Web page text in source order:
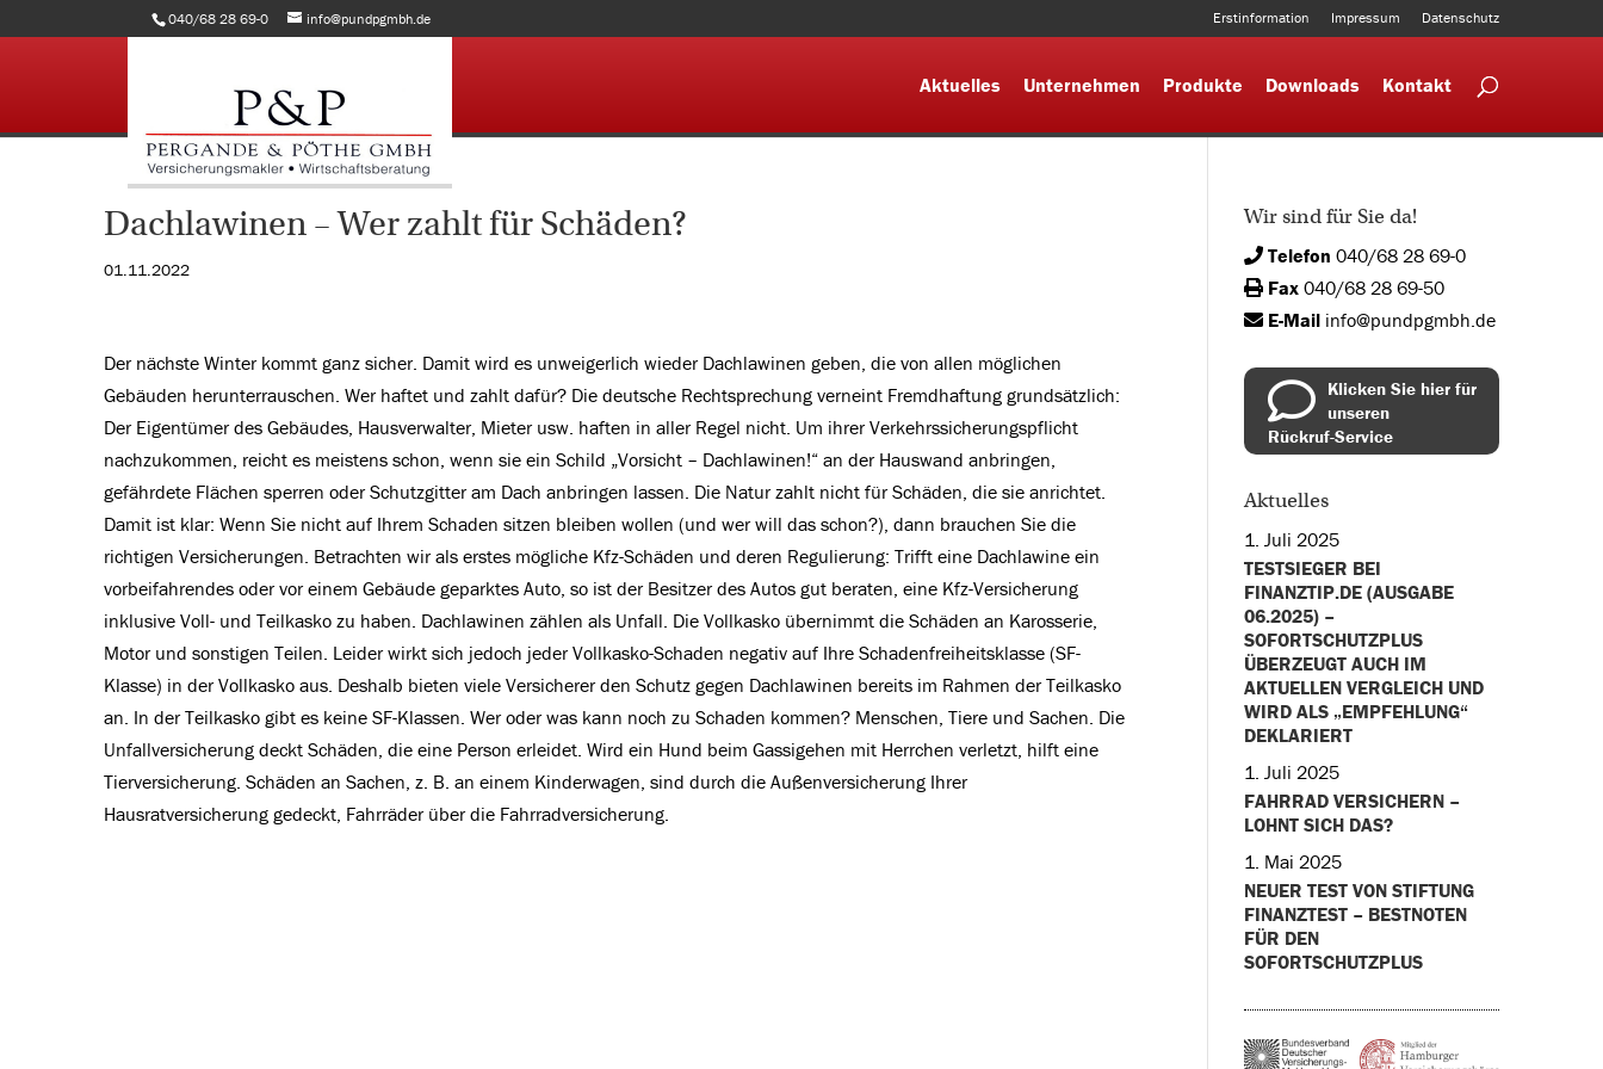
040/68 28 69-0 info@pundpgmbh.de Erstinformation Impressum Datenschutz
Aktuelles Unternehmen Produkte Downloads Kontakt
Dachlawinen – Wer zahlt für Schäden?
01.11.2022
Der nächste Winter kommt ganz sicher. Damit wird es unweigerlich wieder Dachlawinen geben, die von allen möglichen
Gebäuden herunterrauschen. Wer haftet und zahlt dafür? Die deutsche Rechtsprechung verneint Fremdhaftung grundsätzlich:
Der Eigentümer des Gebäudes, Hausverwalter, Mieter usw. haften in aller Regel nicht. Um ihrer Verkehrssicherungspflicht
nachzukommen, reicht es meistens schon, wenn sie ein Schild „Vorsicht – Dachlawinen!“ an der Hauswand anbringen,
gefährdete Flächen sperren oder Schutzgitter am Dach anbringen lassen. Die Natur zahlt nicht für Schäden, die sie anrichtet.
Damit ist klar: Wenn Sie nicht auf Ihrem Schaden sitzen bleiben wollen (und wer will das schon?), dann brauchen Sie die
richtigen Versicherungen. Betrachten wir als erstes mögliche Kfz-Schäden und deren Regulierung: Trifft eine Dachlawine ein
vorbeifahrendes oder vor einem Gebäude geparktes Auto, so ist der Besitzer des Autos gut beraten, eine Kfz-Versicherung
inklusive Voll- und Teilkasko zu haben. Dachlawinen zählen als Unfall. Die Vollkasko übernimmt die Schäden an Karosserie,
Motor und sonstigen Teilen. Leider wirkt sich jedoch jeder Vollkasko-Schaden negativ auf Ihre Schadenfreiheitsklasse (SF-
Klasse) in der Vollkasko aus. Deshalb bieten viele Versicherer den Schutz gegen Dachlawinen bereits im Rahmen der Teilkasko
an. In der Teilkasko gibt es keine SF-Klassen. Wer oder was kann noch zu Schaden kommen? Menschen, Tiere und Sachen. Die
Unfallversicherung deckt Schäden, die eine Person erleidet. Wird ein Hund beim Gassigehen mit Herrchen verletzt, hilft eine
Tierversicherung. Schäden an Sachen, z. B. an einem Kinderwagen, sind durch die Außenversicherung Ihrer
Hausratversicherung gedeckt, Fahrräder über die Fahrradversicherung.
Wir sind für Sie da!
Telefon 040/68 28 69-0
Fax040/68 28 69-50
E-Mail info@pundpgmbh.de
Klicken Sie hier für
unseren
Rückruf-Service
Aktuelles
1. Juli 2025
TESTSIEGER BEI
FINANZTIP.DE (AUSGABE
06.2025) –
SOFORTSCHUTZPLUS
ÜBERZEUGT AUCH IM
AKTUELLEN VERGLEICH UND
WIRD ALS „EMPFEHLUNG“
DEKLARIERT
1. Juli 2025
FAHRRAD VERSICHERN –
LOHNT SICH DAS?
1. Mai 2025
NEUER TEST VON STIFTUNG
FINANZTEST – BESTNOTEN
FÜR DEN
SOFORTSCHUTZPLUS